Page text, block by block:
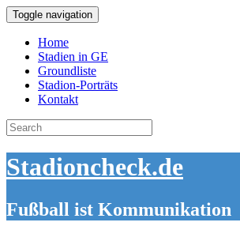
Toggle navigation
Home
Stadien in GE
Groundliste
Stadion-Porträts
Kontakt
Search
for:
Stadioncheck.de
Fußball ist Kommunikation